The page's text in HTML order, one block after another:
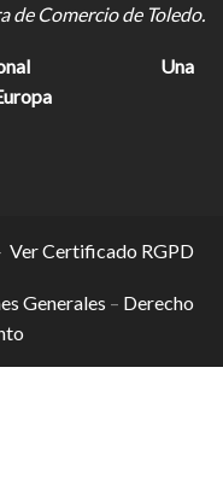
de Comercio de Toledo.
Una
Ver Certificado RGPD
Generales – Derecho